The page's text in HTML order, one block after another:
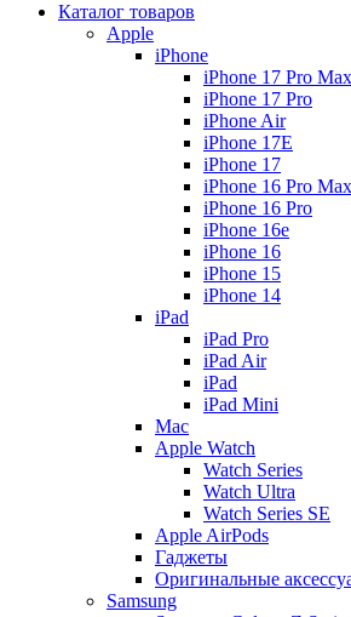
Каталог товаров
Apple
iPhone
iPhone 17 Pro Max
iPhone 17 Pro
iPhone Air
iPhone 17E
iPhone 17
iPhone 16 Pro Max
iPhone 16 Pro
iPhone 16e
iPhone 16
iPhone 15
iPhone 14
iPad
iPad Pro
iPad Air
iPad
iPad Mini
Mac
Apple Watch
Watch Series
Watch Ultra
Watch Series SE
Apple AirPods
Гаджеты
Оригинальные
Samsung